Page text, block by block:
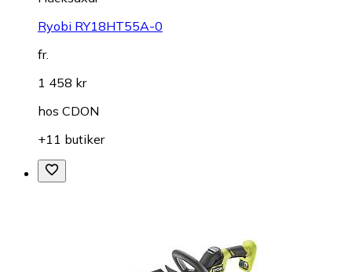
Ryobi RY18HT55A-0
fr.
1 458 kr
hos CDON
+11 butiker